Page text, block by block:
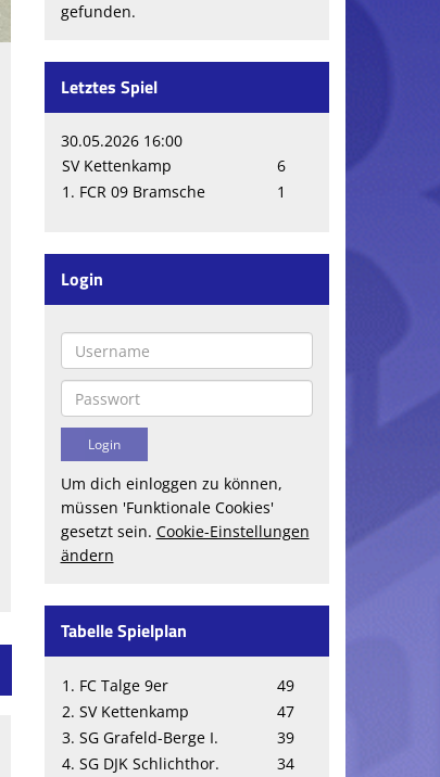
gefunden.
Letztes Spiel
30.05.2026 16:00
SV Kettenkamp
6
1. FCR 09 Bramsche
1
Login
Um dich einloggen zu können,
müssen 'Funktionale Cookies'
gesetzt sein. Cookie-Einstellungen
ändern
Tabelle Spielplan
1. FC Talge 9er
49
2. SV Kettenkamp
47
3. SG Grafeld-Berge I.
39
4. SG DJK Schlichthor.
34